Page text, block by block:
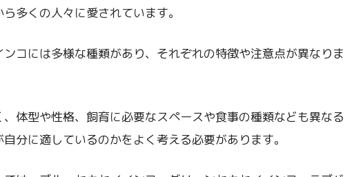
多くの人々に愛されています。
コには多様な種類があり、それぞれの特徴や注意点が異なりま
体型や性格、飼育に必要なスペースや食事の種類なども異なる
分に適しているのかをよく考える必要があります。